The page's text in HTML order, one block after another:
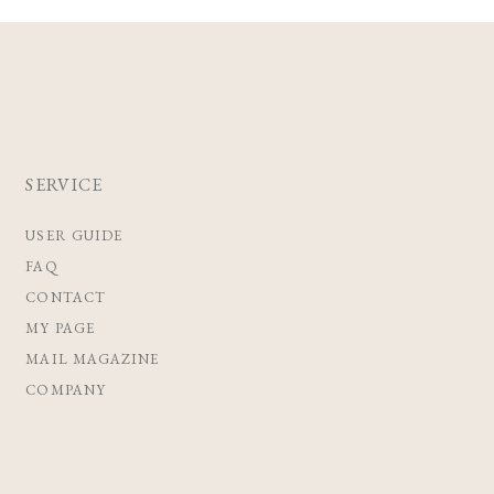
SERVICE
USER GUIDE
FAQ
CONTACT
MY PAGE
MAIL MAGAZINE
COMPANY